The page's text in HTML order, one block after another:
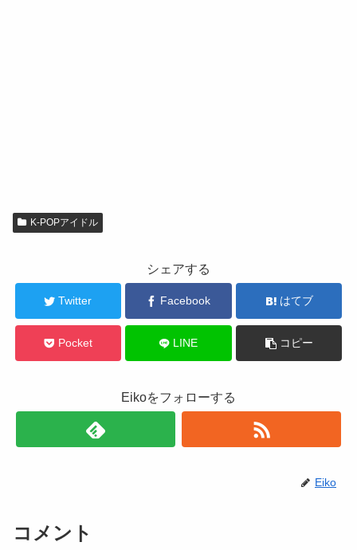
K-POPアイドル
シェアする
Twitter Facebook はてブ
Pocket LINE コピー
Eikoをフォローする
Eiko
コメント